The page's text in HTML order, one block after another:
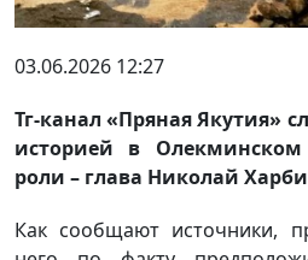
03.06.2026 12:27
Тг-канал «Пряная Якутия»
историей в
роли – глава Николай
Как сообщают источники,